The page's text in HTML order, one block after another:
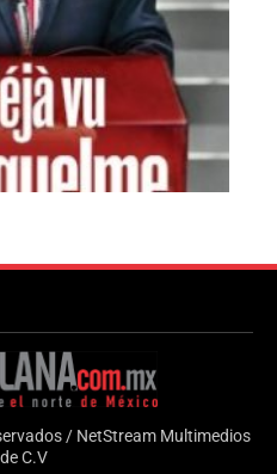
/ NetStream Multimedios
C.V